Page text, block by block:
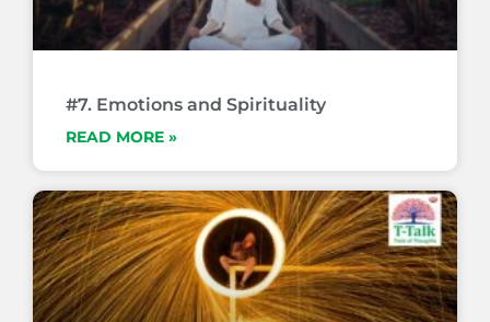
#7. Emotions and Spirituality
READ MORE »